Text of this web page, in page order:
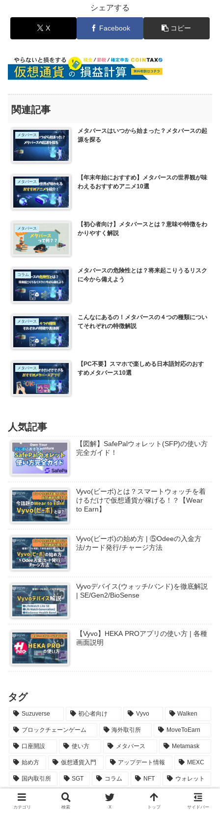
シェアする
X Facebook コピー
関連記事
メタバース
メタバースはいつから始まった？メタバースの起
源を探る
メタバース
【年末年始におすすめ】メタバースの世界観が味
わえるおすすめアニメ10選
メタバース
【初心者向け】メタバースとは？意味や特徴をわ
かりやすく解説
コラム
メタバースの危険性とは？将来起こりうるリスク
に今から備えよう
メタバース
こんなにあるの！メタバースの４つの種類につい
てそれぞれの特徴解説
メタバース
【PC不要】スマホで楽しめる日本語対応のおす
すめメタバース10選
人気記事
【図解】SafePalウォレット(SFP)の使い方
完全ガイド！
Vyvo(ビーボ)とは？スマートウォッチを着
けるだけで仮想通貨が稼げる！？【Wear
to Earn】
Vyvo(ビーボ)の始め方 | ⑤Odeeの入金方
法/カード発行/チャージ方法
Vyvoデバイス(ウォッチ/バンド)を徹底解説
| SE/Gen2/BioSense
【Vyvo】HEKA PROアプリの使い方 | 各種
画面説明
タグ
Suzuverse 初心者向け Vyvo Walken
ブロックチェーンゲーム 海外取引所 MoveToEarn
口座開設 使い方 メタバース Metamask
始め方 仮想通貨入門 アップデート情報 MEXC
国内取引所 SGT コラム NFT ウォレット
報告動画 コインチェック Binance BCG
おすすめ Bitmart イーサリアム Inpersona
カテゴリ 検索 X トップ サイドバー